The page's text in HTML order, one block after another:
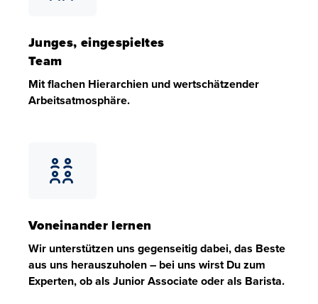
Junges, eingespieltes
Team
Mit flachen Hierarchien und wertschätzender
Arbeitsatmosphäre.
Mit flachen Hierarchien und wertschätzender
Voneinander lernen
Wir unterstützen uns gegenseitig dabei, das Beste
aus uns herauszuholen – bei uns wirst Du zum
Experten, ob als Junior Associate oder als Barista.